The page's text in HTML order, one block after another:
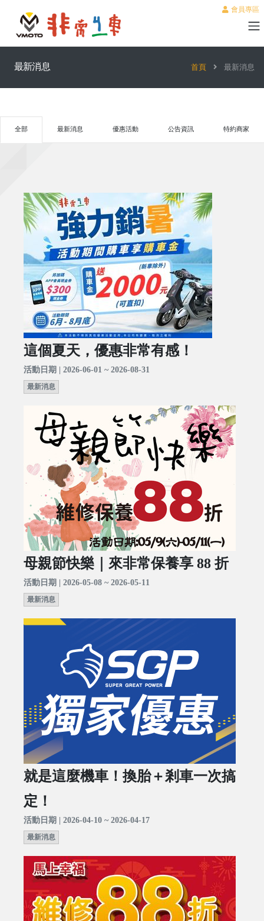
會員專區
最新消息 首頁 最新消息
全部 最新消息 優惠活動 公告資訊 特約商家
這個夏天，優惠非常有感！
活動日期 | 2026-06-01 ~ 2026-08-31
最新消息
母親節快樂｜來非常保養享 88 折
活動日期 | 2026-05-08 ~ 2026-05-11
最新消息
就是這麼機車！換胎＋剎車一次搞
定！
活動日期 | 2026-04-10 ~ 2026-04-17
最新消息